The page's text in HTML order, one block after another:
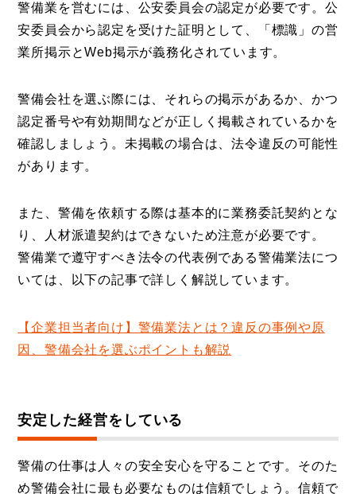
警備業を営むには、公安委員会の認定が必要です。公
安委員会から認定を受けた証明として、「標識」の営
業所掲示とWeb掲示が義務化されています。
警備会社を選ぶ際には、それらの掲示があるか、かつ
認定番号や有効期間などが正しく掲載されているかを
確認しましょう。未掲載の場合は、法令違反の可能性
があります。
また、警備を依頼する際は基本的に業務委託契約とな
り、人材派遣契約はできないため注意が必要です。
警備業で遵守すべき法令の代表例である警備業法につ
いては、以下の記事で詳しく解説しています。
【企業担当者向け】警備業法とは？違反の事例や原
因、警備会社を選ぶポイントも解説
安定した経営をしている
警備の仕事は人々の安全安心を守ることです。そのた
め警備会社に最も必要なものは信頼でしょう。信頼で